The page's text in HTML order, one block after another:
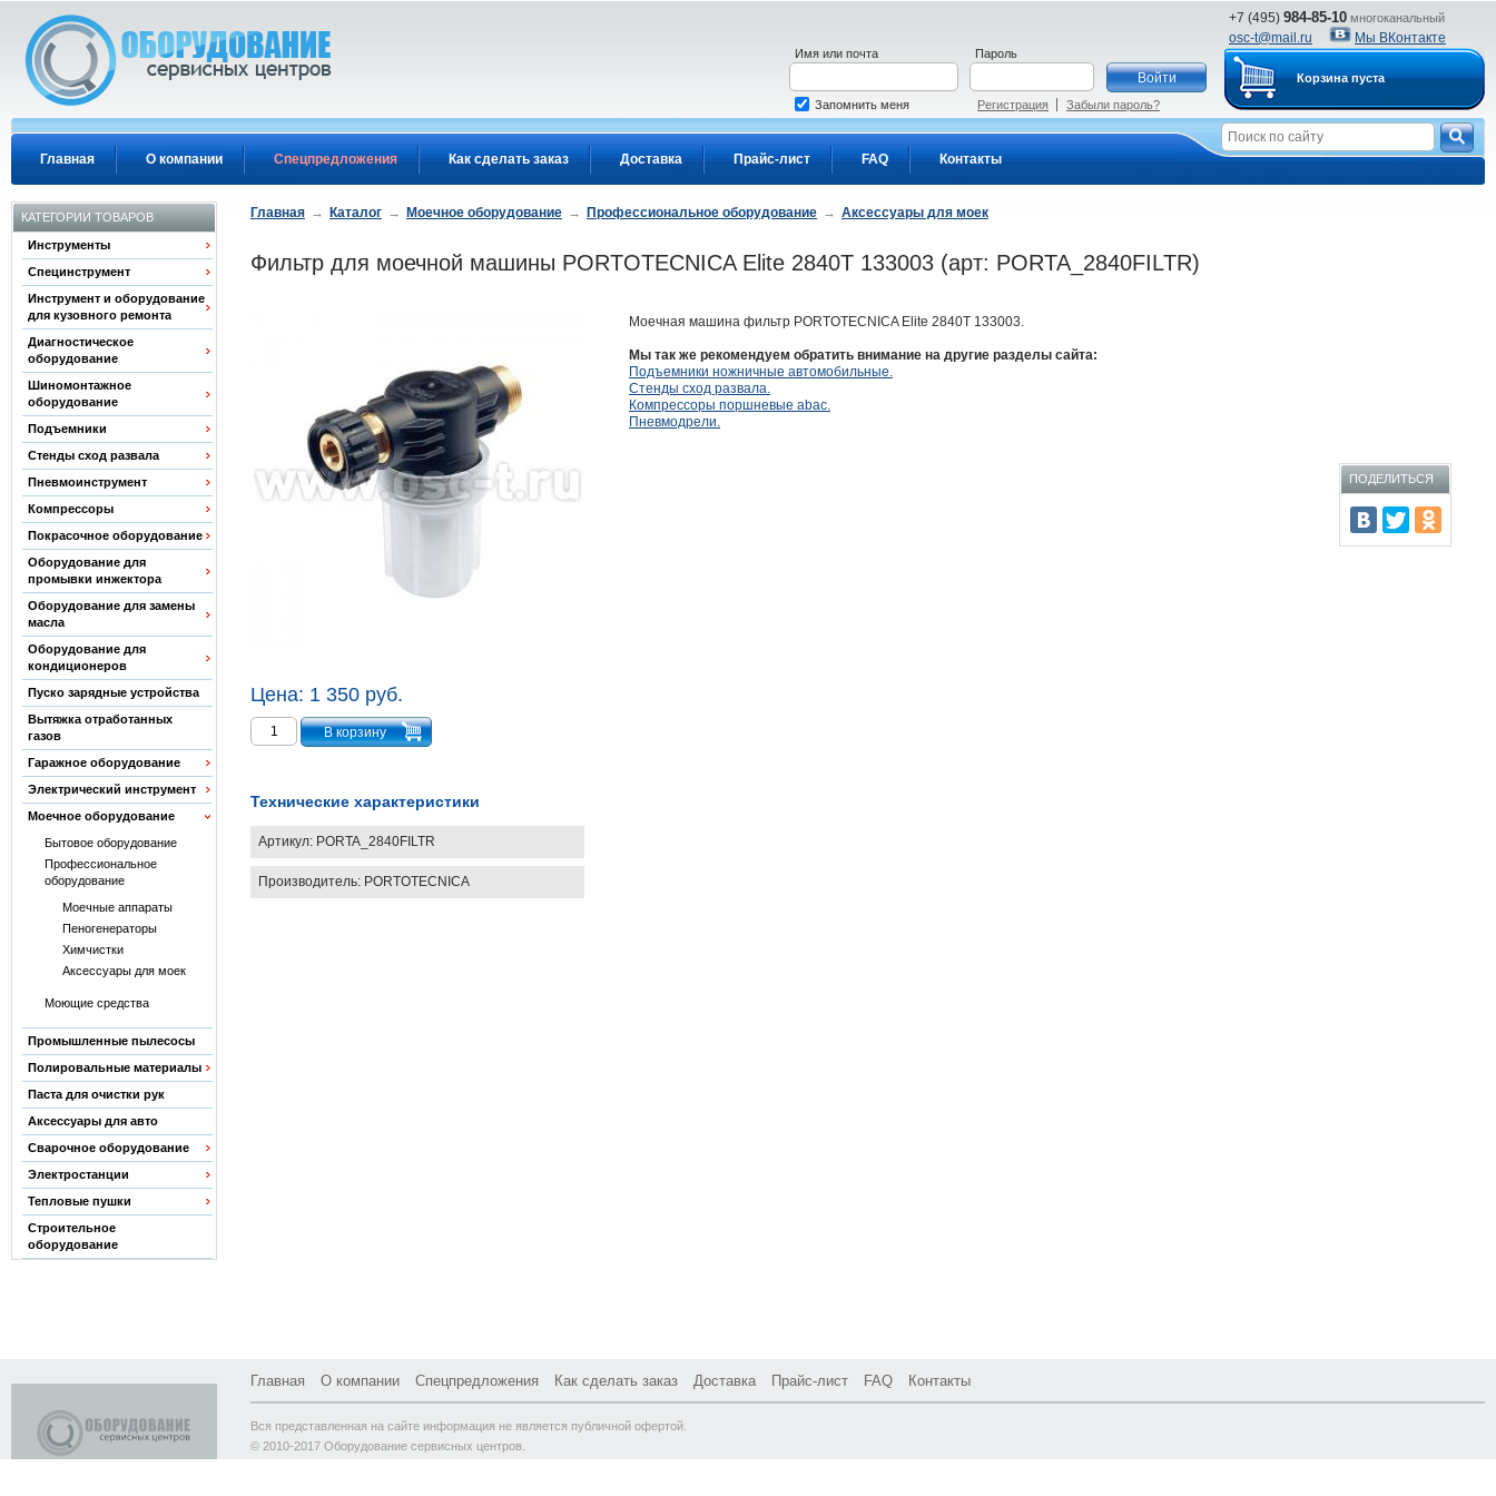
+7 (495) 984-85-10 многоканальный
osc-t@mail.ru Мы ВКонтакте
Главная О компании Спецпредложения Как сделать заказ Доставка Прайс-лист FAQ Контакты
Имя или почта Пароль
Запомнить меня Регистрация Забыли пароль?
Корзина пуста
КАТЕГОРИИ ТОВАРОВ
Инструменты
Специнструмент
Инструмент и оборудование
для кузовного ремонта
Диагностическое
оборудование
Шиномонтажное
оборудование
Подъемники
Стенды сход развала
Пневмоинструмент
Компрессоры
Покрасочное оборудование
Оборудование для
промывки инжектора
Оборудование для замены
масла
Оборудование для
кондиционеров
Пуско зарядные устройства
Вытяжка отработанных
газов
Гаражное оборудование
Электрический инструмент
Моечное оборудование
Бытовое оборудование
Профессиональное
оборудование
Моечные аппараты
Пеногенераторы
Химчистки
Аксессуары для моек
Моющие средства
Промышленные пылесосы
Полировальные материалы
Паста для очистки рук
Аксессуары для авто
Сварочное оборудование
Электростанции
Тепловые пушки
Строительное
оборудование
Главная → Каталог → Моечное оборудование → Профессиональное оборудование → Аксессуары для моек
Фильтр для моечной машины PORTOTECNICA Elite 2840Т 133003 (арт: PORTA_2840FILTR)
Цена: 1 350 руб.
Технические характеристики
Артикул: PORTA_2840FILTR
Производитель: PORTOTECNICA
Моечная машина фильтр PORTOTECNICA Elite 2840Т 133003.
Мы так же рекомендуем обратить внимание на другие разделы сайта:
Подъемники ножничные автомобильные.
Стенды сход развала.
Компрессоры поршневые abac.
Пневмодрели.
ПОДЕЛИТЬСЯ
Главная О компании Спецпредложения Как сделать заказ Доставка Прайс-лист FAQ Контакты
Вся представленная на сайте информация не является публичной офертой.
© 2010-2017 Оборудование сервисных центров.